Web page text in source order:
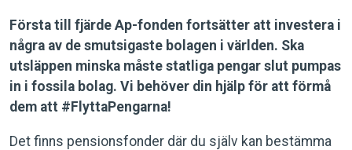
Första till fjärde Ap-fonden fortsätter att investera i
några av de smutsigaste bolagen i världen. Ska
utsläppen minska måste statliga pengar slut pumpas
in i fossila bolag. Vi behöver din hjälp för att förmå
dem att #FlyttaPengarna!
Det finns pensionsfonder där du själv kan bestämma